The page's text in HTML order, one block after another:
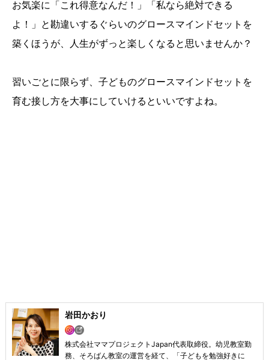
お気楽に「これ得意なんだ！」「私なら絶対できる
よ！」と勘違いするぐらいのグロースマインドセットを
築くほうが、人生がずっと楽しくなると思いませんか？
習いごとに限らず、子どものグロースマインドセットを
育む接し方を大事にしていけるといいですよね。
岩田かおり
株式会社ママプロジェクトJapan代表取締役。幼児教室勤
務、そろばん教室の運営を経て、「子どもを勉強好きに